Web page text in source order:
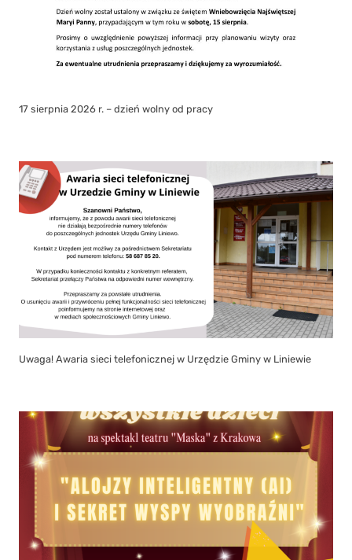
17 sierpnia 2026 r. – dzień wolny od pracy
Uwaga! Awaria sieci telefonicznej w Urzędzie Gminy w Liniewie